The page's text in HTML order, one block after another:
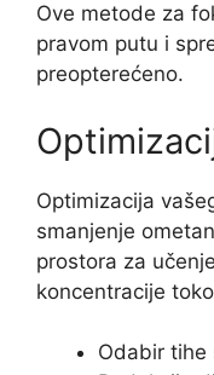
Ove metode za
pravom putu i
preopterećeno.
Optimizacija
smanjenje
prostora za
koncentracije
Odabir tihe